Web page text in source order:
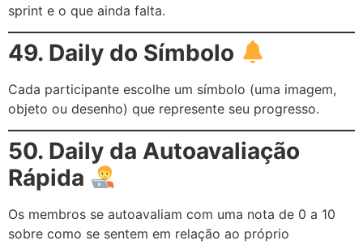
sprint e o que ainda falta.
49. Daily do Símbolo
Cada participante escolhe um símbolo (uma imagem,
objeto ou desenho) que represente seu progresso.
50. Daily da Autoavaliação
Rápida
Os membros se autoavaliam com uma nota de 0 a 10
sobre como se sentem em relação ao próprio